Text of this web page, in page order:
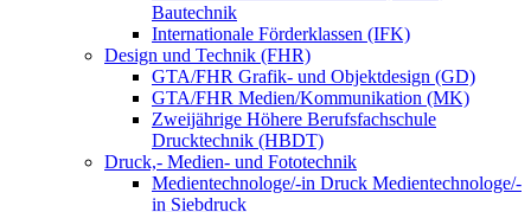
Bautechnik
Internationale Förderklassen (IFK)
Design und Technik (FHR)
GTA/FHR Grafik- und Objektdesign (GD)
GTA/FHR Medien/Kommunikation (MK)
Zweijährige Höhere Berufsfachschule
Drucktechnik (HBDT)
Druck,- Medien- und Fototechnik
Medientechnologe/-in Druck Medientechnologe/-
in Siebdruck